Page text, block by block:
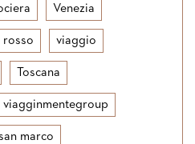
Venezia
rosso viaggio
Toscana
viagginmentegroup
marco